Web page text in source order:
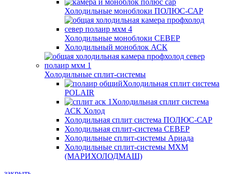
Холодильные моноблоки ПОЛЮС-САР
Холодильные моноблоки СЕВЕР
Холодильный моноблок АСК
Холодильные сплит-системы
Холодильная сплит система
POLAIR
Холодильная сплит система
АСК Холод
Холодильная сплит система ПОЛЮС-САР
Холодильная сплит-система СЕВЕР
Холодильные сплит-системы Ариада
Холодильные сплит-системы МХМ
(МАРИХОЛОДМАШ)